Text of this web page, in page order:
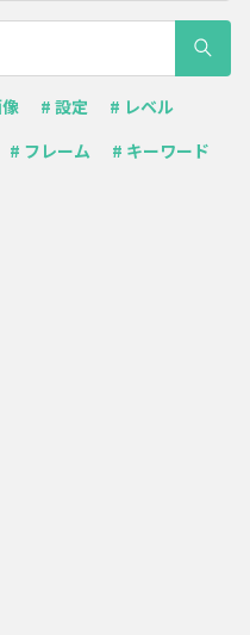
# 設定
# レベル
# フレーム
# キーワード